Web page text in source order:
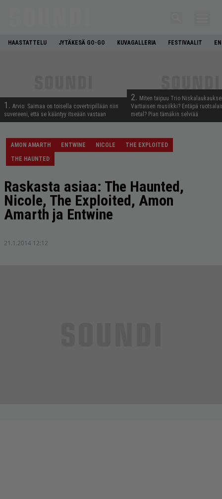
HAASTATTELU JYTÄKESÄ GO-GO KUVAGALLERIA FESTIVAALIT
1. Arvio: Saimaa on toisella covertripillään niin
suvereeni, että se kääntyy itseään vastaan
2. Miten taipuu Trio
Vartiaisen musiikki? Entäpä
metal? Pian tämäkin selviää
AMON AMARTH ENTWINE NICOLE
THE EXPLOITED
THE HAUNTED
Raskasta asiaa: The Haunted,
Nicole, The Exploited, Amon
Amarth ja Entwine
21.1.2014 12:12